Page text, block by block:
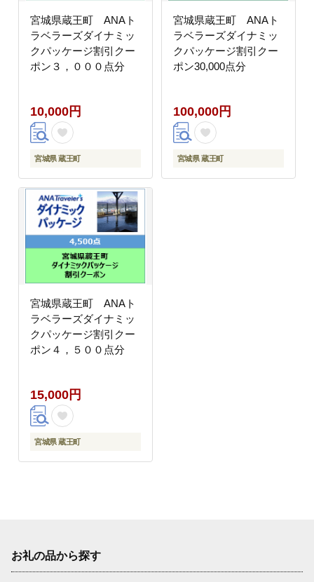
宮城県蔵王町 ANAト
ラベラーズダイナミッ
クパッケージ割引クー
ポン３，０００点分
10,000円
宮城県 蔵王町
宮城県蔵王町 ANAト
ラベラーズダイナミッ
クパッケージ割引クー
ポン30,000点分
100,000円
宮城県 蔵王町
宮城県蔵王町 ANAト
ラベラーズダイナミッ
クパッケージ割引クー
ポン４，５００点分
15,000円
宮城県 蔵王町
お礼の品から探す